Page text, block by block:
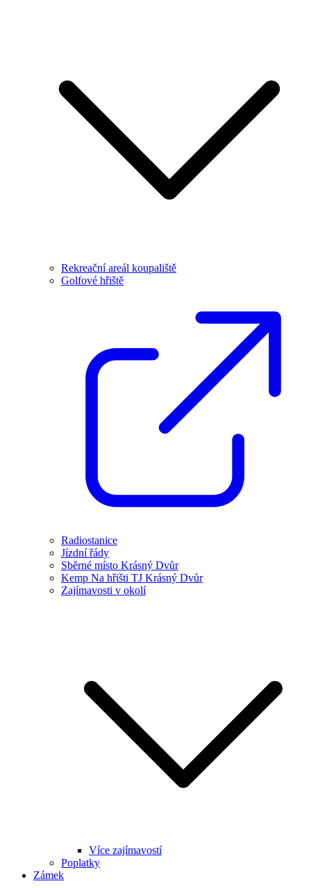
Rekreační areál koupaliště
Golfové hřiště
Radiostanice
Jízdní řády
Sběrné místo Krásný Dvůr
Kemp Na hřišti TJ Krásný Dvůr
Zajímavosti v okolí
Více zajímavostí
Poplatky
Zámek